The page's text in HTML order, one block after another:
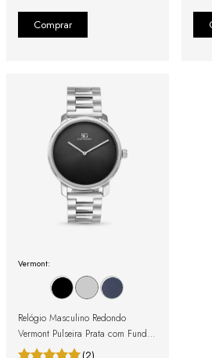
Vermont:
Relógio Masculino Redondo
Vermont Pulseira Prata com Fundo
Preto